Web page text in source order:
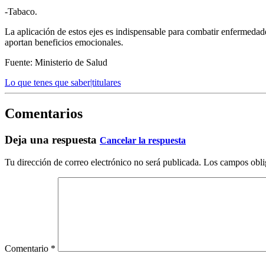
-Tabaco.
La aplicación de estos ejes es indispensable para combatir
aportan beneficios emocionales.
Fuente: Ministerio de Salud
Lo que tenes que saber|titulares
Comentarios
Deja una respuesta Cancelar la respuesta
Tu dirección de correo electrónico no será publicada. Los campos
Comentario *